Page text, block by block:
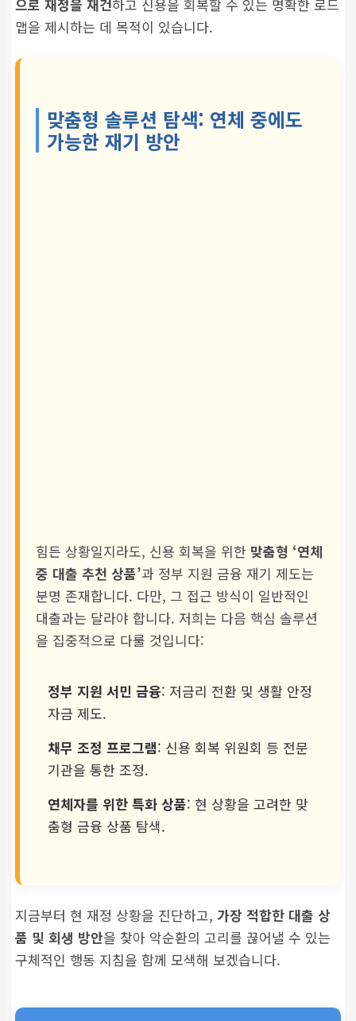
으로 재정을 재건하고 신용을 회복할 수 있는 명확한 로드
맵을 제시하는 데 목적이 있습니다.
맞춤형 솔루션 탐색: 연체 중에도
가능한 재기 방안
힘든 상황일지라도, 신용 회복을 위한 맞춤형 ‘연체
중 대출 추천 상품’과 정부 지원 금융 재기 제도는
분명 존재합니다. 다만, 그 접근 방식이 일반적인
대출과는 달라야 합니다. 저희는 다음 핵심 솔루션
을 집중적으로 다룰 것입니다:
정부 지원 서민 금융: 저금리 전환 및 생활 안정
자금 제도.
채무 조정 프로그램: 신용 회복 위원회 등 전문
기관을 통한 조정.
연체자를 위한 특화 상품: 현 상황을 고려한 맞
춤형 금융 상품 탐색.
지금부터 현 재정 상황을 진단하고, 가장 적합한 대출 상
품 및 회생 방안을 찾아 악순환의 고리를 끊어낼 수 있는
구체적인 행동 지침을 함께 모색해 보겠습니다.